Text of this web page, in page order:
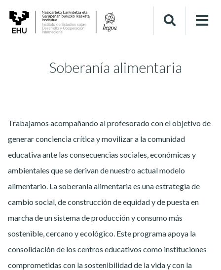
Soberanía alimentaria
Trabajamos acompañando al profesorado con el objetivo de
generar conciencia crítica y movilizar a la comunidad
educativa ante las consecuencias sociales, económicas y
ambientales que se derivan de nuestro actual modelo
alimentario. La soberanía alimentaria es una estrategia de
cambio social, de construcción de equidad y de puesta en
marcha de un sistema de producción y consumo más
sostenible, cercano y ecológico. Este programa apoya la
consolidación de los centros educativos como instituciones
comprometidas con la sostenibilidad de la vida y con la